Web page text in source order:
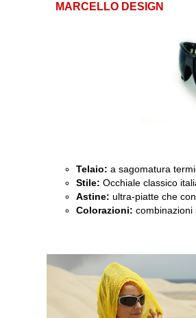
MARCELLO DESIGN
Telaio: a sagomatura
Stile: Occhiale classico
Astine: ultra-piatte che
Colorazioni: combinazioni